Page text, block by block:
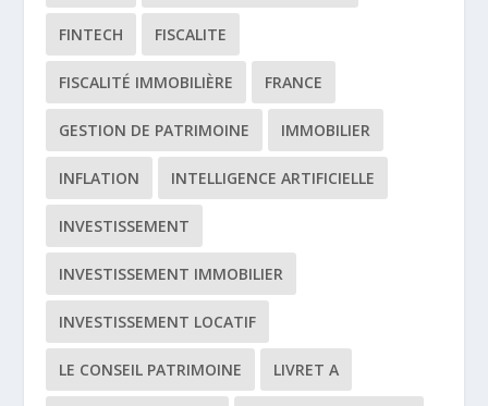
FINTECH FISCALITE
FISCALITÉ IMMOBILIÈRE FRANCE
GESTION DE PATRIMOINE IMMOBILIER
INFLATION INTELLIGENCE ARTIFICIELLE
INVESTISSEMENT
INVESTISSEMENT IMMOBILIER
INVESTISSEMENT LOCATIF
LE CONSEIL PATRIMOINE LIVRET A